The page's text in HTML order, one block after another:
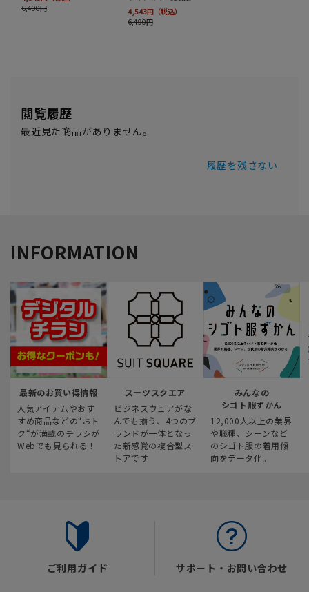
閲覧履歴
最近見た商品がありません。
履歴を残さない
INFORMATION
最新のお買い得情報
人気アイテムやおす
すめ商品などの“おト
ク“が満載のチラシが
Webでも見られる！
スーツスクエア
ビジネスウェアがな
んでも揃う、4つのブ
ランドが一体となっ
た新感覚の複合型ス
トアです
みんなの
シゴト服ずかん
12,000人以上の業界
や職種、シーンなど
のシゴト服の着用傾
向をデータ化。
ご利用ガイド サポート・お問い合わせ